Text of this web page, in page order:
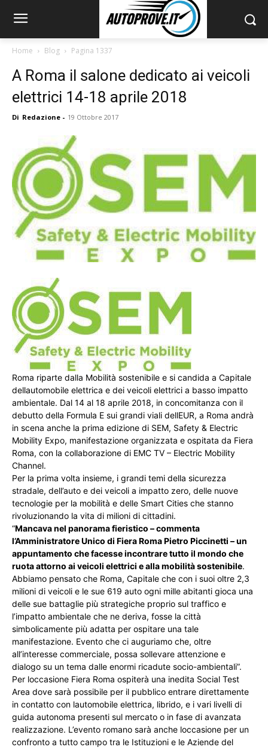
Home Blog Pagina 1337
A Roma il salone dedicato ai veicoli
elettrici 14-18 aprile 2018
Di Redazione - 19 Ottobre 2017
Roma riparte dalla Mobilità sostenibile e si candida a Capitale
dellautomobile elettrica e dei veicoli elettrici a basso impatto
ambientale. Dal 14 al 18 aprile 2018, in concomitanza con il
debutto della Formula E sui grandi viali dellEUR, a Roma andrà
in scena anche la prima edizione di SEM, Safety & Electric
Mobility Expo, manifestazione organizzata e ospitata da Fiera
Roma, con la collaborazione di EMC TV – Electric Mobility
Channel.
Per la prima volta insieme, i grandi temi della sicurezza
stradale, dell’auto e dei veicoli a impatto zero, delle nuove
tecnologie per la mobilità e delle Smart Cities che stanno
rivoluzionando la vita di milioni di cittadini.
“Mancava nel panorama fieristico – commenta
l’Amministratore Unico di Fiera Roma Pietro Piccinetti – un
appuntamento che facesse incontrare tutto il mondo che
ruota attorno ai veicoli elettrici e alla mobilità sostenibile.
Abbiamo pensato che Roma, Capitale che con i suoi oltre 2,3
milioni di veicoli e le sue 619 auto ogni mille abitanti gioca una
delle sue battaglie più strategiche proprio sul traffico e
l’impatto ambientale che ne deriva, fosse la città
simbolicamente più adatta per ospitare una tale
manifestazione. Evento che ci auguriamo che, oltre
all’interesse commerciale, possa sollevare attenzione e
dialogo su un tema dalle enormi ricadute socio-ambientali”.
Per loccasione Fiera Roma ospiterà una inedita Social Test
Area dove sarà possibile per il pubblico entrare direttamente
in contatto con lautomobile elettrica, librido, e i vari livelli di
guida autonoma presenti sul mercato o in fase di avanzata
realizzazione. L’evento romano sarà anche loccasione per un
confronto a tutto campo tra le Istituzioni e le Aziende del